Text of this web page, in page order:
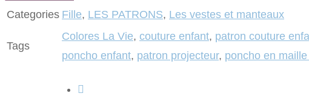
Categories Fille, LES PATRONS, Les vestes et manteaux
Tags
Colores La Vie, couture enfant, patron couture
poncho enfant, patron projecteur, poncho en